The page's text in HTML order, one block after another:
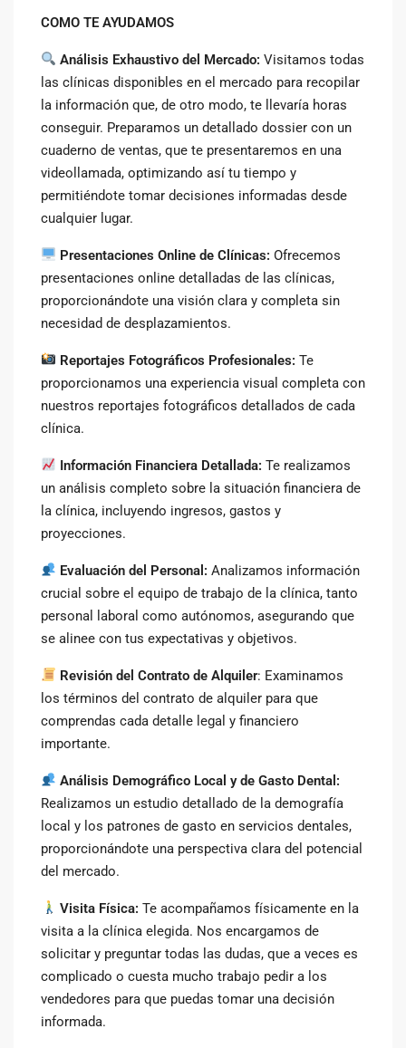
COMO TE AYUDAMOS
Análisis Exhaustivo del Mercado: Visitamos todas
las clínicas disponibles en el mercado para recopilar
la información que, de otro modo, te llevaría horas
conseguir. Preparamos un detallado dossier con un
cuaderno de ventas, que te presentaremos en una
videollamada, optimizando así tu tiempo y
permitiéndote tomar decisiones informadas desde
cualquier lugar.
Presentaciones Online de Clínicas: Ofrecemos
presentaciones online detalladas de las clínicas,
proporcionándote una visión clara y completa sin
necesidad de desplazamientos.
Reportajes Fotográficos Profesionales: Te
proporcionamos una experiencia visual completa con
nuestros reportajes fotográficos detallados de cada
clínica.
Información Financiera Detallada:Te realizamos
un análisis completo sobre la situación financiera de
la clínica, incluyendo ingresos, gastos y
proyecciones.
Evaluación del Personal: Analizamos información
crucial sobre el equipo de trabajo de la clínica, tanto
personal laboral como autónomos, asegurando que
se alinee con tus expectativas y objetivos.
Revisión del Contrato de Alquiler: Examinamos
los términos del contrato de alquiler para que
comprendas cada detalle legal y financiero
importante.
Análisis Demográfico Local y de Gasto Dental:
Realizamos un estudio detallado de la demografía
local y los patrones de gasto en servicios dentales,
proporcionándote una perspectiva clara del potencial
del mercado.
Visita Física: Te acompañamos físicamente en la
visita a la clínica elegida. Nos encargamos de
solicitar y preguntar todas las dudas, que a veces es
complicado o cuesta mucho trabajo pedir a los
vendedores para que puedas tomar una decisión
informada.